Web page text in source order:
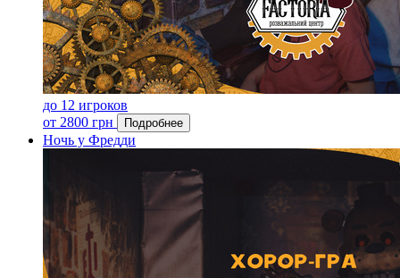
до 12 игроков
от 2800 грн
Подробнее
Ночь у Фредди